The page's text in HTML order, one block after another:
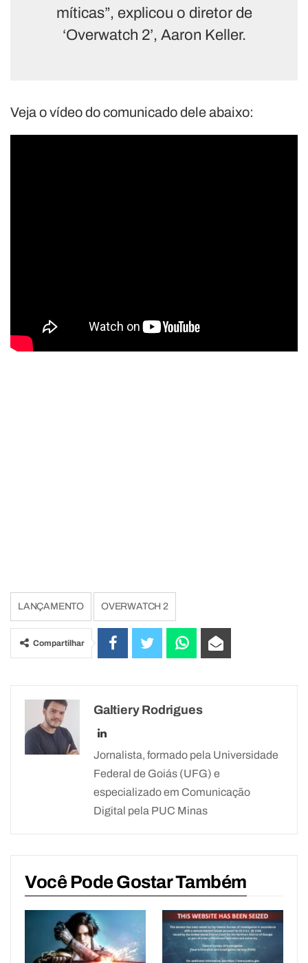
míticas”, explicou o diretor de
‘Overwatch 2’, Aaron Keller.
Veja o vídeo do comunicado dele abaixo:
LANÇAMENTO OVERWATCH 2
Compartilhar
Galtiery Rodrigues
Jornalista, formado pela Universidade
Federal de Goiás (UFG) e
especializado em Comunicação
Digital pela PUC Minas
Você Pode Gostar Também